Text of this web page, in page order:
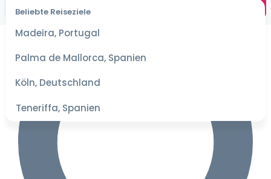
Beliebte Reiseziele
Madeira, Portugal
Palma de Mallorca, Spanien
Köln, Deutschland
Teneriffa, Spanien
Wähle
Datum
für die
besten
Preise